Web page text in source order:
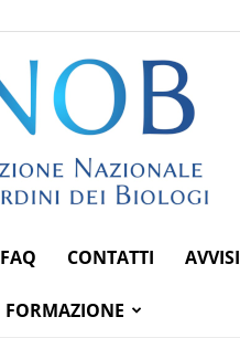
Federazione
FAQ CONTATTI AVVISI
FORMAZIONE